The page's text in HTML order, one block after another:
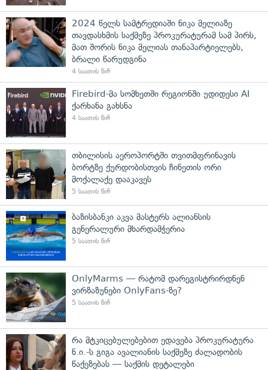
2024 წელს სამტრედიაში ნიკა მელიაზე
თავდასხმის საქმეზე პროკურატურამ სამ პირს,
მათ შორის ნიკა მელიას თანაპარტიელებს,
ბრალი წარუდგინა
4 საათის წინ
Firebird-მა სომხეთში რეგიონში უდიდესი AI
ქარხანა გახსნა
4 საათის წინ
თბილისის აეროპორტში თვითმფრინავის
ბორტზე ქურდობისთვის ჩინეთის ორი
მოქალაქე დააკავეს
5 საათის წინ
ბაზისბანკი აკვა მასტერს ალიანსის
გენერალური მხარდამჭერია
5 საათის წინ
OnlyMarms — რატომ დარეგისტრირდნენ
ვირზაზუნები OnlyFans-ზე?
5 საათის წინ
რა მტკიცებულებებით ედავება პროკურატურა
ნ.ი.-ს გიგა ავალიანის საქმეზე ძალადობის
წაქეზებას — საქმის დეტალები